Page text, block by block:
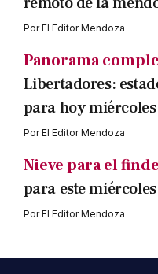
PorEl Editor Mendoza
Panorama
Libertadores:
para hoy miércoles
PorEl Editor Mendoza
Nieve para el
para este
PorEl Editor Mendoza